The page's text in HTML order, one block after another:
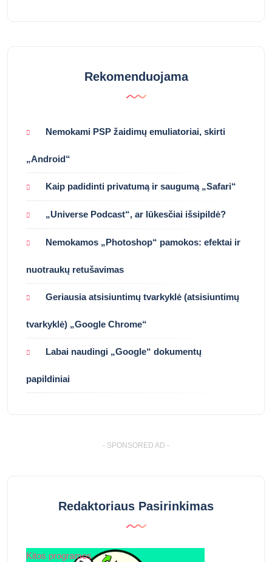
Rekomenduojama
Nemokami PSP žaidimų emuliatoriai, skirti
„Android“
Kaip padidinti privatumą ir saugumą „Safari“
„Universe Podcast“, ar lūkesčiai išsipildė?
Nemokamos „Photoshop“ pamokos: efektai ir
nuotraukų retušavimas
Geriausia atsisiuntimų tvarkyklė (atsisiuntimų
tvarkyklė) „Google Chrome“
Labai naudingi „Google“ dokumentų
papildiniai
- SPONSORED AD -
Redaktoriaus Pasirinkimas
Kitos programos